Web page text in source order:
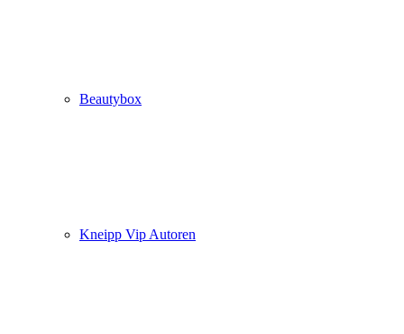
Beautybox
Kneipp Vip Autoren